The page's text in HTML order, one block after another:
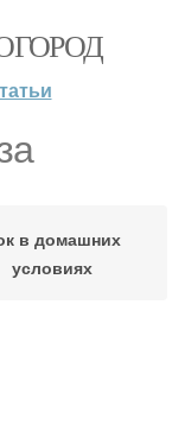
в домашних
условиях